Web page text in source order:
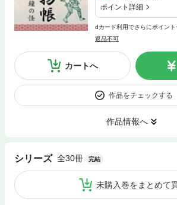
ポイント詳細
dカード利用でさらにポイン
返品不可
カートへ
作品をチェックする
作品情報へ
シリーズ 全30冊 完結
未購入巻をまとめて